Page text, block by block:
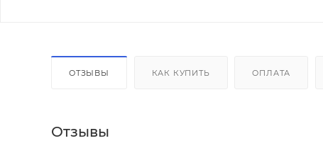
ОТЗЫВЫ КАК КУПИТЬ ОПЛАТА
Отзывы